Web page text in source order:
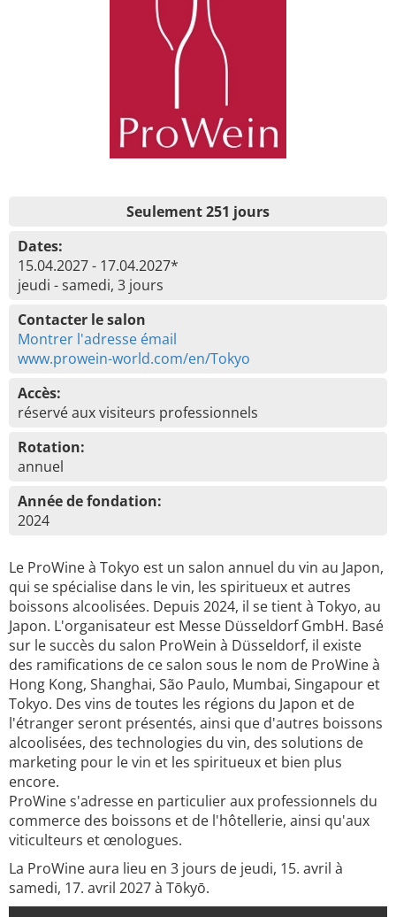
Seulement 251 jours
Dates:
15.04.2027 - 17.04.2027*
jeudi - samedi, 3 jours
Contacter le salon
Montrer l'adresse émail
www.prowein-world.com/en/Tokyo
Accès:
réservé aux visiteurs professionnels
Rotation:
annuel
Année de fondation:
2024
Le ProWine à Tokyo est un salon annuel du vin au Japon,
qui se spécialise dans le vin, les spiritueux et autres
boissons alcoolisées. Depuis 2024, il se tient à Tokyo, au
Japon. L'organisateur est Messe Düsseldorf GmbH. Basé
sur le succès du salon ProWein à Düsseldorf, il existe
des ramifications de ce salon sous le nom de ProWine à
Hong Kong, Shanghai, São Paulo, Mumbai, Singapour et
Tokyo. Des vins de toutes les régions du Japon et de
l'étranger seront présentés, ainsi que d'autres boissons
alcoolisées, des technologies du vin, des solutions de
marketing pour le vin et les spiritueux et bien plus
encore.
ProWine s'adresse en particulier aux professionnels du
commerce des boissons et de l'hôtellerie, ainsi qu'aux
viticulteurs et œnologues.
La ProWine aura lieu en 3 jours de jeudi, 15. avril à
samedi, 17. avril 2027 à Tōkyō.